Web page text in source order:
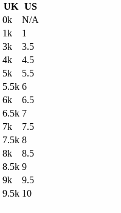
UK US
0k
N/A
1k
1
3k
3.5
4k
4.5
5k
5.5
5.5k 6
6k
6.5
6.5k 7
7k
7.5
7.5k 8
8k
8.5
8.5k 9
9k
9.5
9.5k 10